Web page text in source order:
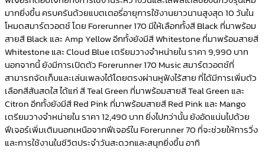
มากยิ่งขึ้น ครบครันด้วยแบตเตอรี่อายุการใช้งานยาวนานสูงสุด 10 วันใน
โหมดสมาร์ตวอตช์ โดย Forerunner 170 มีให้เลือกทั้งสี Black ที่มาพร้อม
สายสี Black และ Amp Yellow อีกทั้งยังมีสี Whitestone ที่มาพร้อมสายสี
Whitestone และ Cloud Blue เตรียมวางจำหน่ายใน ราคา 9,990 บาท
นอกจากนี้ ยังมีการเปิดตัว Forerunner 170 Music สมาร์ตวอตช์ที่
สามารถจัดเก็บและเล่นเพลงได้โดยตรงผ่านหูฟังไร้สาย ที่ได้มีการเพิ่มตัว
เลือกสีสันสดใส ได้แก่ สี Teal Green ที่มาพร้อมสายสี Teal Green และ
Citron อีกทั้งยังมีสี Red Pink ที่มาพร้อมสายสี Red Pink และ Mango
เตรียมวางจำหน่ายใน ราคา 12,490 บาท ยิ่งไปกว่านั้น ยังอัดแน่นไปด้วย
ฟีเจอร์เพิ่มเติมนอกเหนือจากฟีเจอร์ใน Forerunner 70 ที่จะช่วยให้การวิ่ง
และการใช้งานในชีวิตประจำวันสะดวกและสนุกยิ่งขึ้น อาทิ